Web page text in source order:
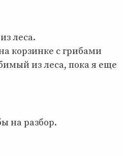
леса.
корзинке с грибами
из леса, пока я еще
на разбор.